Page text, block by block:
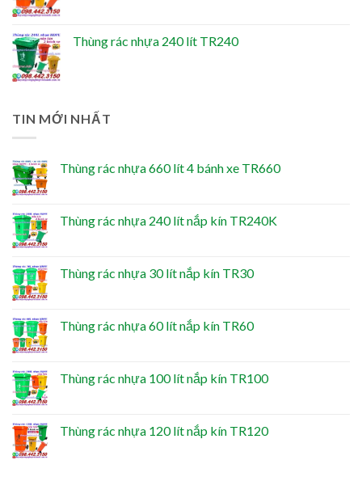
Thùng rác nhựa 240 lít TR240
TIN MỚI NHẤT
Thùng rác nhựa 660 lít 4 bánh xe TR660
Thùng rác nhựa 240 lít nắp kín TR240K
Thùng rác nhựa 30 lít nắp kín TR30
Thùng rác nhựa 60 lít nắp kín TR60
Thùng rác nhựa 100 lít nắp kín TR100
Thùng rác nhựa 120 lít nắp kín TR120